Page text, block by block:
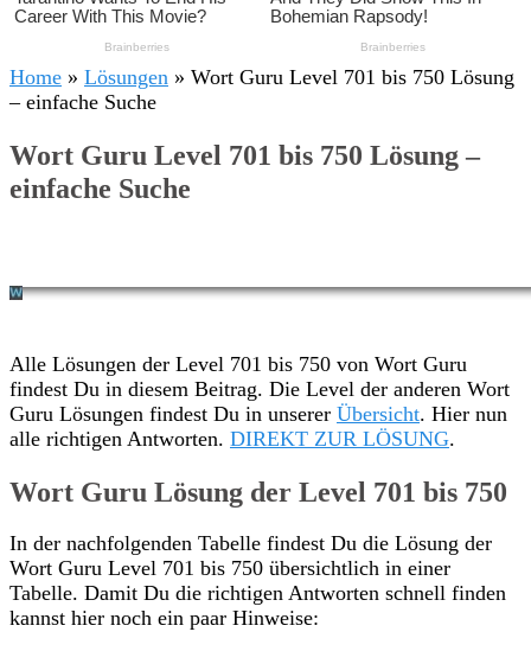
Home » Lösungen » Wort Guru Level 701 bis 750 Lösung
– einfache Suche
Wort Guru Level 701 bis 750 Lösung –
einfache Suche
Alle Lösungen der Level 701 bis 750 von Wort Guru
findest Du in diesem Beitrag. Die Level der anderen Wort
Guru Lösungen findest Du in unserer Übersicht. Hier nun
alle richtigen Antworten. DIREKT ZUR LÖSUNG.
Wort Guru Lösung der Level 701 bis 750
In der nachfolgenden Tabelle findest Du die Lösung der
Wort Guru Level 701 bis 750 übersichtlich in einer
Tabelle. Damit Du die richtigen Antworten schnell finden
kannst hier noch ein paar Hinweise: